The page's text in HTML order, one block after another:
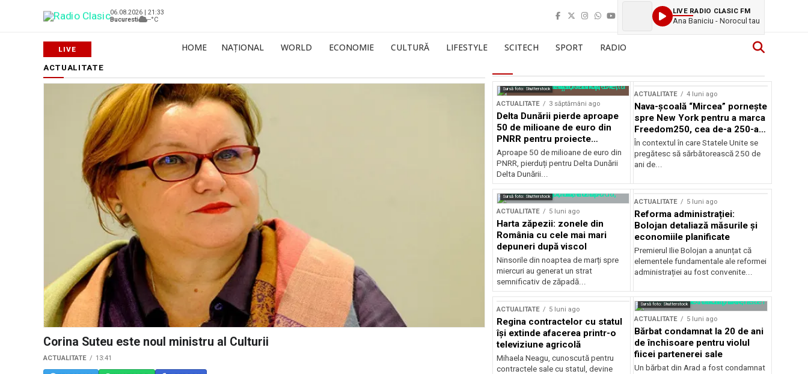
06.08.2026 | 21:33
Bucuresti
--°C
LIVE RADIO CLASIC FM
Ana Baniciu - Norocul tau
HOME NAȚIONAL WORLD ECONOMIE CULTURĂ LIFESTYLE SCITECH SPORT RADIO
ACTUALITATE
Corina Suteu este noul ministru al Culturii
ACTUALITATE 13:41
Sursă foto: Shutterstock
ACTUALITATE 3 săptămâni ago
Delta Dunării pierde aproape
50 de milioane de euro din
PNRR pentru proiecte
esențiale
Aproape 50 de milioane de euro din
PNRR, pierduți pentru Delta Dunării
Delta Dunării...
ACTUALITATE 4 luni ago
Nava-școală “Mircea” pornește
spre New York pentru a marca
Freedom250, cea de-a 250-a
aniversare a Statelor Unite
În contextul în care Statele Unite se
pregătesc să sărbătorească 250 de
ani de...
Sursă foto: Shutterstock
ACTUALITATE 5 luni ago
Harta zăpezii: zonele din
România cu cele mai mari
depuneri după viscol
Ninsorile din noaptea de marți spre
miercuri au generat un strat
semnificativ de zăpadă...
ACTUALITATE 5 luni ago
Reforma administrației:
Bolojan detaliază măsurile și
economiile planificate
Premierul Ilie Bolojan a anunțat că
elementele fundamentale ale reformei
administrației au fost convenite...
ACTUALITATE 5 luni ago
Regina contractelor cu statul
își extinde afacerea printr-o
televiziune agricolă
Mihaela Neagu, cunoscută pentru
contractele sale cu statul, devine
Sursă foto: Shutterstock
ACTUALITATE 5 luni ago
Bărbat condamnat la 20 de ani
de închisoare pentru violul
fiicei partenerei sale
Un bărbat din Arad a fost condamnat